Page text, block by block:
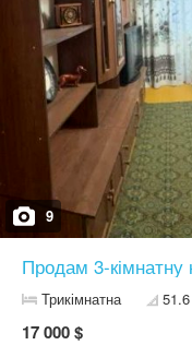
9
Продам 3-кімнатну
Трикімнатна
17 000 $